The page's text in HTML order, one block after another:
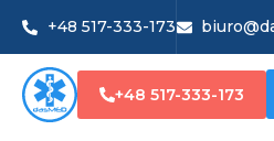
+48 517-333-173
+48 517-333-173